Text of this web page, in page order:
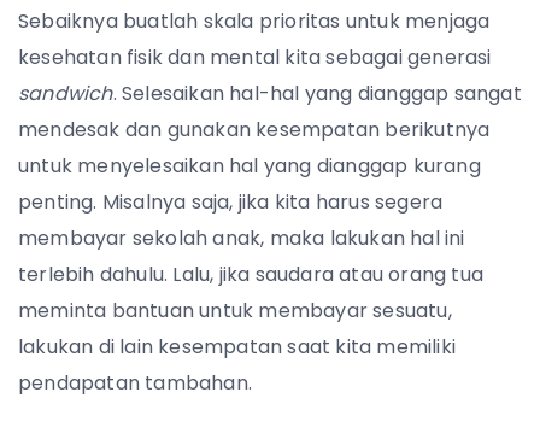
Sebaiknya buatlah skala prioritas untuk menjaga
kesehatan fisik dan mental kita sebagai generasi
sandwich. Selesaikan hal-hal yang dianggap sangat
mendesak dan gunakan kesempatan berikutnya
untuk menyelesaikan hal yang dianggap kurang
penting. Misalnya saja, jika kita harus segera
membayar sekolah anak, maka lakukan hal ini
terlebih dahulu. Lalu, jika saudara atau orang tua
meminta bantuan untuk membayar sesuatu,
lakukan di lain kesempatan saat kita memiliki
pendapatan tambahan.